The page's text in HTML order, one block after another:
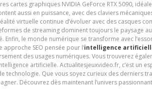
cartes graphiques NVIDIA GeForce RTX 5090,
aussi en puissance, avec des claviers
virtuelle continue d’évoluer avec des casques
de streaming dominent toujours le paysage
le monde numérique se transforme avec
SEO pensée pour l’intelligence
des usages numériques. Vous trouverez
artificielle. Actualitesjeuxvideo.fr, c’est un
technologie. Que vous soyez curieux des derniers
Découvrez dès maintenant l’univers